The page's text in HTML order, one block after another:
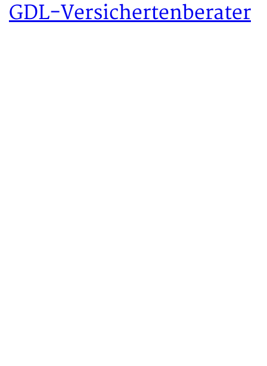
GDL-Versichertenberater